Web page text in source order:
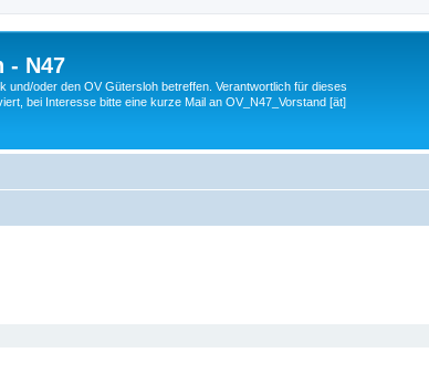
- N47
und/oder den OV Gütersloh betreffen. Verantwortlich für dieses
bei Interesse bitte eine kurze Mail an OV_N47_Vorstand [ät]